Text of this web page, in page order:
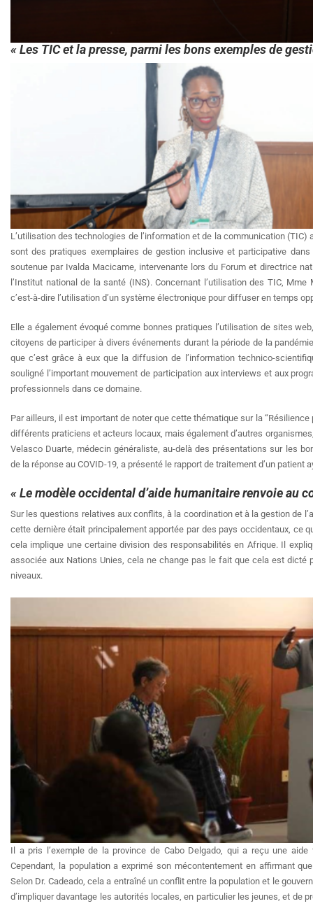
« Les TIC et la presse, parmi les bons exemples de
L’utilisation des technologies de l’information et de la communication
sont des pratiques exemplaires de gestion inclusive et participative
soutenue par Ivalda Macicame, intervenante lors du Forum et directrice
l’Institut national de la santé (INS). Concernant l’utilisation des TIC,
c’est-à-dire l’utilisation d’un système électronique pour diffuser en temps
Elle a également évoqué comme bonnes pratiques l’utilisation de sites
citoyens de participer à divers événements durant la période de la
que c’est grâce à eux que la diffusion de l’information technico-
souligné l’important mouvement de participation aux interviews et aux
professionnels dans ce domaine.
Par ailleurs, il est important de noter que cette thématique sur la
différents praticiens et acteurs locaux, mais également d’autres
Velasco Duarte, médecin généraliste, au-delà des présentations sur les
de la réponse au COVID-19, a présenté le rapport de traitement d’un patient
« Le modèle occidental d’aide humanitaire renvoie au
Sur les questions relatives aux conflits, à la coordination et à la gestion de
cette dernière était principalement apportée par des pays occidentaux, ce
cela implique une certaine division des responsabilités en Afrique. Il
associée aux Nations Unies, cela ne change pas le fait que cela est dicté
niveaux.
Il a pris l’exemple de la province de Cabo Delgado, qui a reçu une
Cependant, la population a exprimé son mécontentement en affirmant
Selon Dr. Cadeado, cela a entraîné un conflit entre la population et le
d’impliquer davantage les autorités locales, en particulier les jeunes, et de